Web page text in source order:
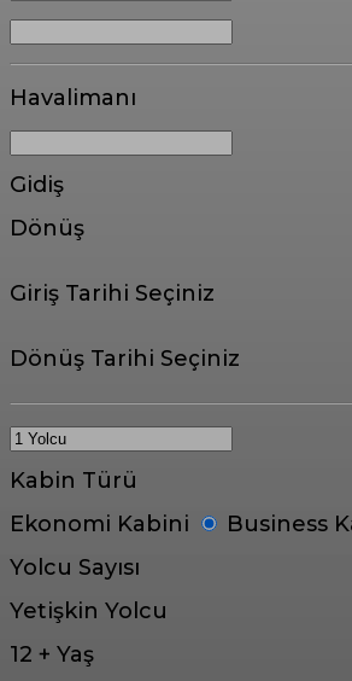
Havalimanı
Gidiş
Dönüş
Giriş Tarihi Seçiniz
Dönüş Tarihi Seçiniz
Kabin Türü
Ekonomi Kabini
Business
Yolcu Sayısı
Yetişkin Yolcu
12 + Yaş